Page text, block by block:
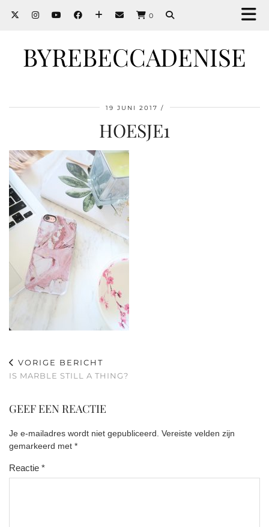
0
BYREBECCADENISE
19 JUNI 2017
HOESJE1
VORIGE BERICHT
IS MARBLE STILL A THING?
GEEF EEN REACTIE
Je e-mailadres wordt niet gepubliceerd. Vereiste velden zijn
gemarkeerd met *
Reactie *